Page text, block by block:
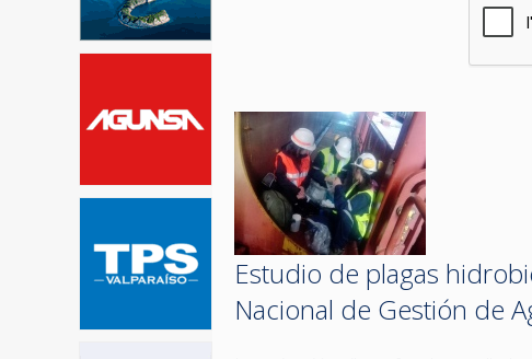
Estudio de plagas
Nacional de Gestión de